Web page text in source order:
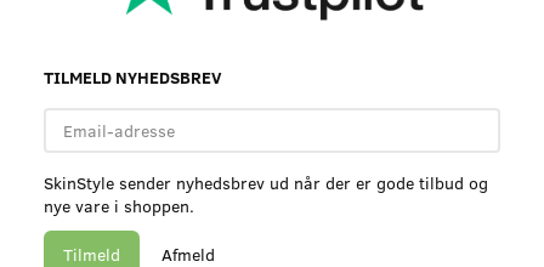
TILMELD NYHEDSBREV
adresse
SkinStyle sender nyhedsbrev ud når der er gode tilbud og
nye vare i shoppen.
Tilmeld Afmeld